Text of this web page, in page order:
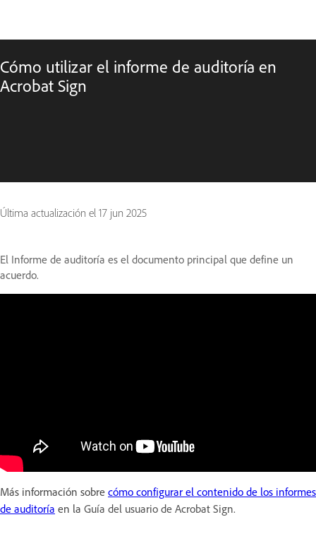
Cómo utilizar el informe de auditoría en
Acrobat Sign
Última actualización el 17 jun 2025
El Informe de auditoría es el documento principal que define un
acuerdo.
Más información sobre cómo configurar el contenido de los informes
de auditoría en la Guía del usuario de Acrobat Sign.